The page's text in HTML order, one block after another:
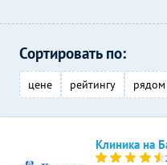
Сортировать по:
цене рейтингу
Клиника на